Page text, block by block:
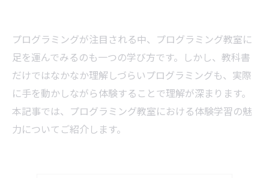
プログラミングが注目される中、プログラミング教室に
足を運んでみるのも一つの学び方です。しかし、教科書
だけではなかなか理解しづらいプログラミングも、実際
に手を動かしながら体験することで理解が深まります。
本記事では、プログラミング教室における体験学習の魅
力についてご紹介します。